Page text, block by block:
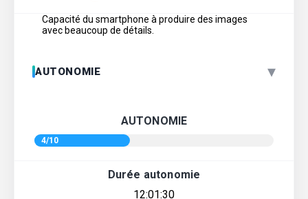
Capacité du smartphone à produire des images
avec beaucoup de détails.
AUTONOMIE ▾
AUTONOMIE
4/10
Durée autonomie
12:01:30